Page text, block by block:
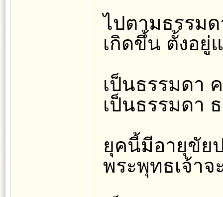
ไปตามธรรม
เกิดขึ้น ตั้งอยู่
เป็นธรรมดา
เป็นธรรมดา
ยุคนี้มีอายุขัย
พระพุทธเจ้า